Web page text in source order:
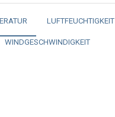
LUFTFEUCHTIGKEIT
WINDGESCHWINDIGKEIT